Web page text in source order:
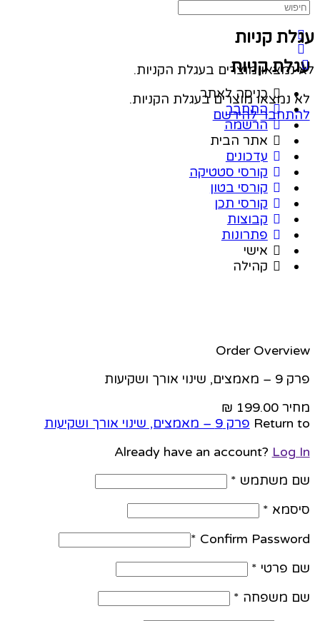
קניות
נמצאו מוצרים בעגלת הקניות.
להירשם
קניות
מוצרים בעגלת הקניות.
כניסה לאתר
התחבר
הרשמה
אתר הבית
עדכונים
קורסי סטטיקה
קורסי בטון
קורסי תכן
קבוצות
פתרונות
אישי
קהילה
Order
אורך ושקיעות
פרק 9 – מאמצים, שינוי אורך ושקיעות
Already have an account?
משתמש*
*
Confirm
*
פרטי*
משפחה*